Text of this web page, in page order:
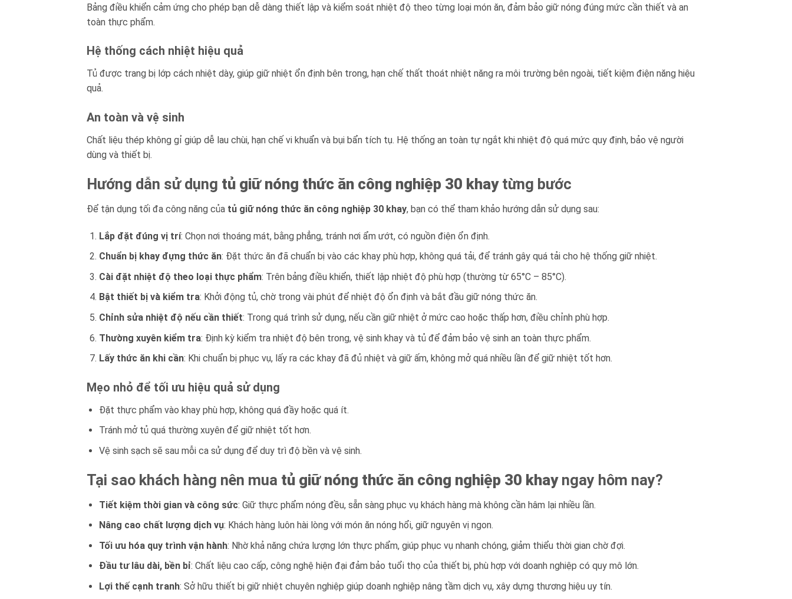
Bảng điều khiển cảm ứng cho phép bạn dễ dàng thiết lập và kiểm soát nhiệt độ theo từng loại món ăn, đảm bảo giữ nóng đúng mức cần thiết và an
toàn thực phẩm.
Hệ thống cách nhiệt hiệu quả
Tủ được trang bị lớp cách nhiệt dày, giúp giữ nhiệt ổn định bên trong, hạn chế thất thoát nhiệt năng ra môi trường bên ngoài, tiết kiệm điện năng hiệu
quả.
An toàn và vệ sinh
Chất liệu thép không gỉ giúp dễ lau chùi, hạn chế vi khuẩn và bụi bẩn tích tụ. Hệ thống an toàn tự ngắt khi nhiệt độ quá mức quy định, bảo vệ người
dùng và thiết bị.
Hướng dẫn sử dụng tủ giữ nóng thức ăn công nghiệp 30 khaytừng bước
Để tận dụng tối đa công năng của tủ giữ nóng thức ăn công nghiệp 30 khay, bạn có thể tham khảo hướng dẫn sử dụng sau:
Lắp đặt đúng vị trí: Chọn nơi thoáng mát, bằng phẳng, tránh nơi ẩm ướt, có nguồn điện ổn định.
Chuẩn bị khay đựng thức ăn: Đặt thức ăn đã chuẩn bị vào các khay phù hợp, không quá tải, để tránh gây quá tải cho hệ thống giữ nhiệt.
Cài đặt nhiệt độ theo loại thực phẩm: Trên bảng điều khiển, thiết lập nhiệt độ phù hợp (thường từ 65°C – 85°C).
Bật thiết bị và kiểm tra: Khởi động tủ, chờ trong vài phút để nhiệt độ ổn định và bắt đầu giữ nóng thức ăn.
Chỉnh sửa nhiệt độ nếu cần thiết: Trong quá trình sử dụng, nếu cần giữ nhiệt ở mức cao hoặc thấp hơn, điều chỉnh phù hợp.
Thường xuyên kiểm tra: Định kỳ kiểm tra nhiệt độ bên trong, vệ sinh khay và tủ để đảm bảo vệ sinh an toàn thực phẩm.
Lấy thức ăn khi cần: Khi chuẩn bị phục vụ, lấy ra các khay đã đủ nhiệt và giữ ấm, không mở quá nhiều lần để giữ nhiệt tốt hơn.
Mẹo nhỏ để tối ưu hiệu quả sử dụng
Đặt thực phẩm vào khay phù hợp, không quá đầy hoặc quá ít.
Tránh mở tủ quá thường xuyên để giữ nhiệt tốt hơn.
Vệ sinh sạch sẽ sau mỗi ca sử dụng để duy trì độ bền và vệ sinh.
Tại sao khách hàng nên mua tủ giữ nóng thức ăn công nghiệp 30 khayngay hôm nay?
Tiết kiệm thời gian và công sức: Giữ thực phẩm nóng đều, sẵn sàng phục vụ khách hàng mà không cần hâm lại nhiều lần.
Nâng cao chất lượng dịch vụ: Khách hàng luôn hài lòng với món ăn nóng hổi, giữ nguyên vị ngon.
Tối ưu hóa quy trình vận hành: Nhờ khả năng chứa lượng lớn thực phẩm, giúp phục vụ nhanh chóng, giảm thiểu thời gian chờ đợi.
Đầu tư lâu dài, bền bỉ: Chất liệu cao cấp, công nghệ hiện đại đảm bảo tuổi thọ của thiết bị, phù hợp với doanh nghiệp có quy mô lớn.
Lợi thế cạnh tranh: Sở hữu thiết bị giữ nhiệt chuyên nghiệp giúp doanh nghiệp nâng tầm dịch vụ, xây dựng thương hiệu uy tín.